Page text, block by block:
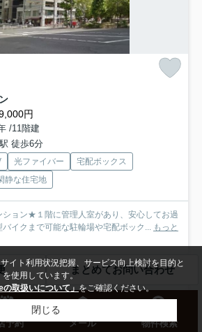
円
/11階建
徒歩6分
光ファイバー
宅配ボックス
静な住宅地
ション★１階に管理人室があり、安心してお過
イクまで可能な駐輪場や宅配ボック... もっと
/ 40.56㎡ / 1LDK
まとめてお問い合わせ
予約 メール 物件検索
イト利用状況把握、サービス向上検討を目的と
使用しています。
の取扱いについて」をご確認ください。
閉じる